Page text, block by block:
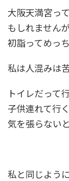
大阪天満宮っ
もしれません
初詣ってめっ
私は人混みは
トイレだって
子供連れて行
気を張らない
私と同じように